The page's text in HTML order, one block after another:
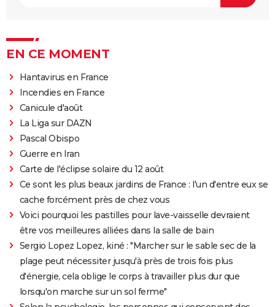
EN CE MOMENT
Hantavirus en France
Incendies en France
Canicule d'août
La Liga sur DAZN
Pascal Obispo
Guerre en Iran
Carte de l'éclipse solaire du 12 août
Ce sont les plus beaux jardins de France : l'un d'entre eux se
cache forcément près de chez vous
Voici pourquoi les pastilles pour lave-vaisselle devraient
être vos meilleures alliées dans la salle de bain
Sergio Lopez Lopez, kiné : "Marcher sur le sable sec de la
plage peut nécessiter jusqu'à près de trois fois plus
d'énergie, cela oblige le corps à travailler plus dur que
lorsqu'on marche sur un sol ferme"